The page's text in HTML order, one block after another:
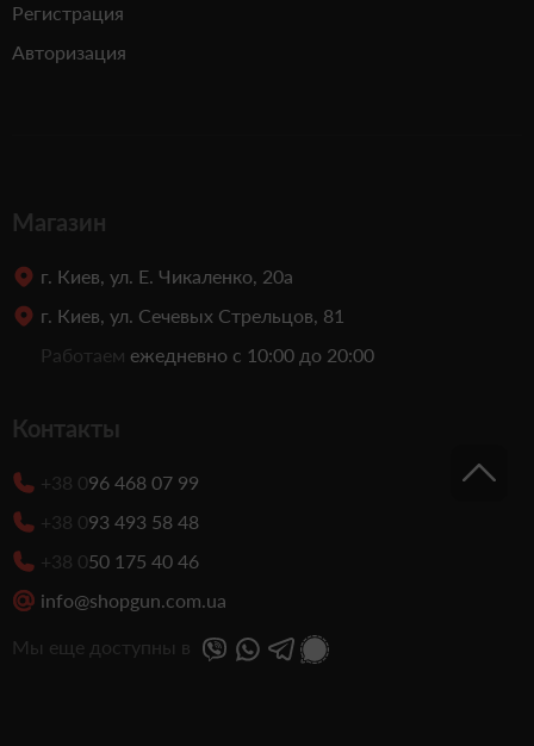
Регистрация
Авторизация
Магазин
г. Киев, ул. Е. Чикаленко, 20а
г. Киев, ул. Сечевых Стрельцов, 81
Работаем ежедневно с 10:00 до 20:00
Контакты
+38 096 468 07 99
+38 093 493 58 48
+38 050 175 40 46
info@shopgun.com.ua
Мы еще доступны в